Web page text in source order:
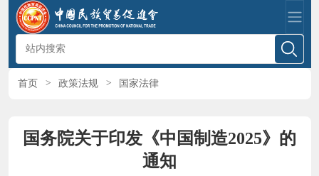
首页 > 政策法规 > 国家法律
国务院关于印发《中国制造2025》的
通知